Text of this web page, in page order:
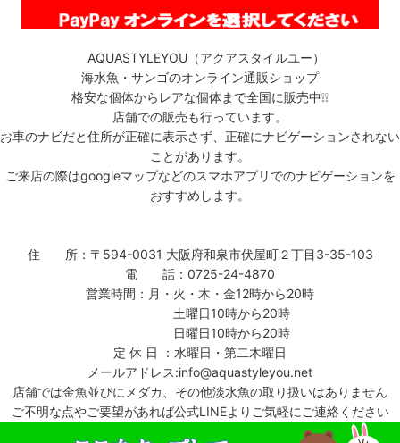
AQUASTYLEYOU（アクアスタイルユー）
海水魚・サンゴのオンライン通販ショップ
格安な個体からレアな個体まで全国に販売中❕❕
店舗での販売も行っています。
お車のナビだと住所が正確に表示さず、正確にナビゲーションされない
ことがあります。
ご来店の際はgoogleマップなどのスマホアプリでのナビゲーションを
おすすめします。
住 所：〒594-0031 大阪府和泉市伏屋町２丁目3-35-103
電 話：0725-24-4870
営業時間：月・火・木・金12時から20時
土曜日10時から20時
日曜日10時から20時
定 休 日 ：水曜日・第二木曜日
メールアドレス:info@aquastyleyou.net
店舗では金魚並びにメダカ、その他淡水魚の取り扱いはありません
ご不明な点やご要望があれば公式LINEよりご気軽にご連絡ください